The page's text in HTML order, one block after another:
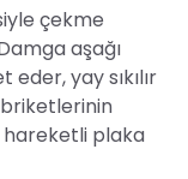
çekme
aşağı
yay sıkılır
hareketli plaka